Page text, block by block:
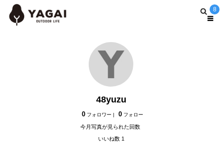
8
48yuzu
0フォロワー | 0フォロー
今月写真が見られた回数
いいね数 1